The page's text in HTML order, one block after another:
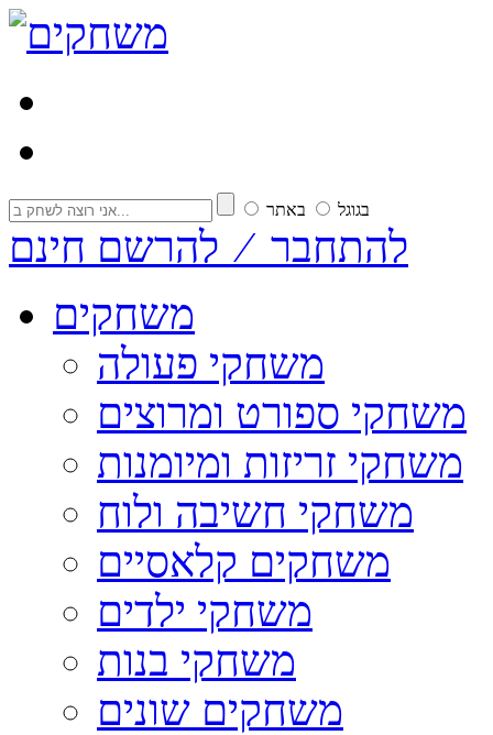
בגוגל באתר
להתחבר ⁄ להרשם חינם
משחקים
משחקי פעולה
משחקי ספורט ומרוצים
משחקי זריזות ומיומנות
משחקי חשיבה ולוח
משחקים קלאסיים
משחקי ילדים
משחקי בנות
משחקים שונים